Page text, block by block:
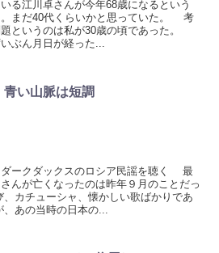
る江川卓さんが今年68歳になるという
。まだ40代くらいかと思っていた。 考
題というのは私が30歳の頃であった。
ぶん月日が経った...
青い山脈は短調
ークダックスのロシア民謡を聴く 最
んが亡くなったのは昨年９月のことだっ
カチューシャ、懐かしい歌ばかりであ
あの当時の日本の...